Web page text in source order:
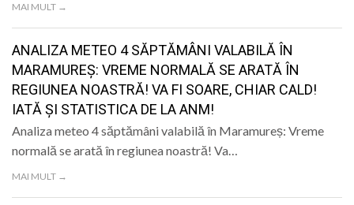
MAI MULT →
ANALIZA METEO 4 SĂPTĂMÂNI VALABILĂ ÎN
MARAMUREȘ: VREME NORMALĂ SE ARATĂ ÎN
REGIUNEA NOASTRĂ! VA FI SOARE, CHIAR CALD!
IATĂ ȘI STATISTICA DE LA ANM!
Analiza meteo 4 săptămâni valabilă în Maramureș: Vreme
normală se arată în regiunea noastră! Va…
MAI MULT →